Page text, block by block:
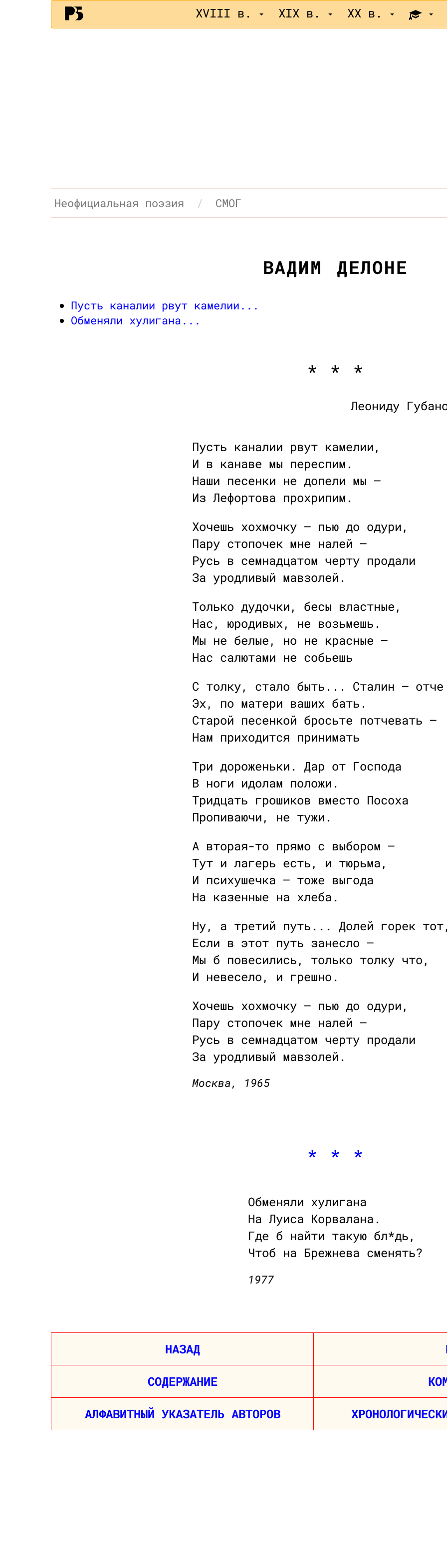
XVIII в. XIX в. XX в.
Неофициальная поэзия СМОГ
ВАДИМ ДЕЛОНЕ
Пусть каналии рвут камелии...
Обменяли хулигана...
* * *
Леониду
Пусть каналии рвут камелии,
И в канаве мы переспим.
Наши песенки не допели мы —
Из Лефортова прохрипим.
Хочешь хохмочку — пью до одури,
Пару стопочек мне налей —
Русь в семнадцатом черту продали
За уродливый мавзолей.
Только дудочки, бесы властные,
Нас, юродивых, не возьмешь.
Мы не белые, но не красные —
Нас салютами не собьешь
С толку, стало быть... Сталин —
Эх, по матери ваших бать.
Старой песенкой бросьте потчевать —
Нам приходится принимать
Три дороженьки. Дар от Господа
В ноги идолам положи.
Тридцать грошиков вместо Посоха
Пропиваючи, не тужи.
А вторая-то прямо с выбором —
Тут и лагерь есть, и тюрьма,
И психушечка — тоже выгода
На казенные на хлеба.
Ну, а третий путь... Долей горек
Если в этот путь занесло —
Мы б повесились, только толку что,
И невесело, и грешно.
Хочешь хохмочку — пью до одури,
Пару стопочек мне налей —
Русь в семнадцатом черту продали
За уродливый мавзолей.
Москва, 1965
* * *
Обменяли хулигана
На Луиса Корвалана.
Где б найти такую бл*дь,
Чтоб на Брежнева сменять?
1977
НАЗАД
СОДЕРЖАНИЕ
АЛФАВИТНЫЙ УКАЗАТЕЛЬ АВТОРОВ